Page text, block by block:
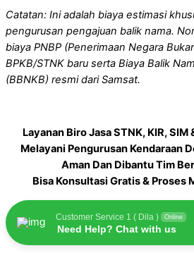
Catatan: Ini adalah biaya estimasi
pengurusan pengajuan balik nama.
biaya PNBP (Penerimaan Negara
BPKB/STNK baru serta Biaya Balik
(BBNKB) resmi dari Samsat.
Layanan Biro Jasa STNK, KIR,
Melayani Pengurusan Kendaraan
Aman Dan Dibantu Tim
Bisa Konsultasi Gratis & Proses
Customer Service 1 ( Dila ) Online
Need Help? Chat with us